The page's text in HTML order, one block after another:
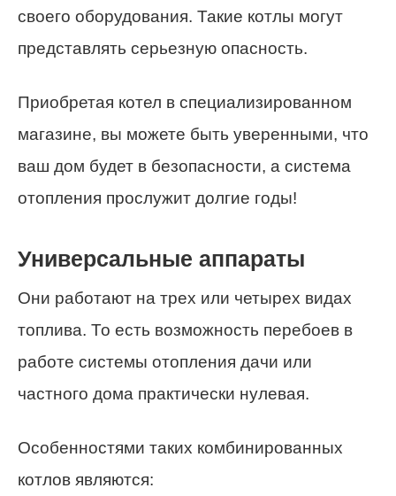
своего оборудования. Такие котлы могут
представлять серьезную опасность.
Приобретая котел в специализированном
магазине, вы можете быть уверенными, что
ваш дом будет в безопасности, а система
отопления прослужит долгие годы!
Универсальные аппараты
Они работают на трех или четырех видах
топлива. То есть возможность перебоев в
работе системы отопления дачи или
частного дома практически нулевая.
Особенностями таких комбинированных
котлов являются: